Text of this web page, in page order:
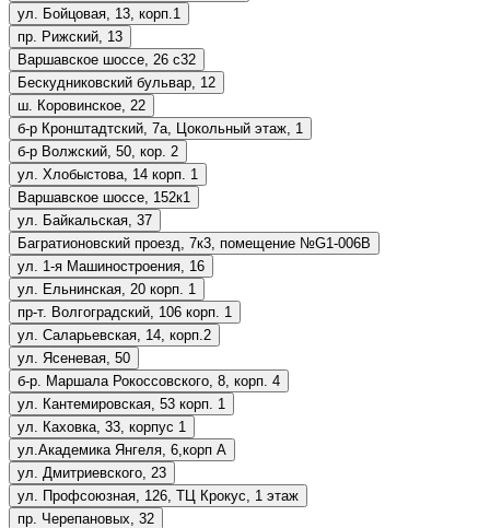
ул. Бойцовая, 13, корп.1
пр. Рижский, 13
Варшавское шоссе, 26 с32
Бескудниковский бульвар, 12
ш. Коровинское, 22
б-р Кронштадтский, 7а, Цокольный этаж, 1
б-р Волжский, 50, кор. 2
ул. Хлобыстова, 14 корп. 1
Варшавское шоссе, 152к1
ул. Байкальская, 37
Багратионовский проезд, 7к3, помещение №G1-006В
ул. 1-я Машиностроения, 16
ул. Ельнинская, 20 корп. 1
пр-т. Волгоградский, 106 корп. 1
ул. Саларьевская, 14, корп.2
ул. Ясеневая, 50
б-р. Маршала Рокоссовского, 8, корп. 4
ул. Кантемировская, 53 корп. 1
ул. Каховка, 33, корпус 1
ул.Академика Янгеля, 6,корп А
ул. Дмитриевского, 23
ул. Профсоюзная, 126, ТЦ Крокус, 1 этаж
пр. Черепановых, 32